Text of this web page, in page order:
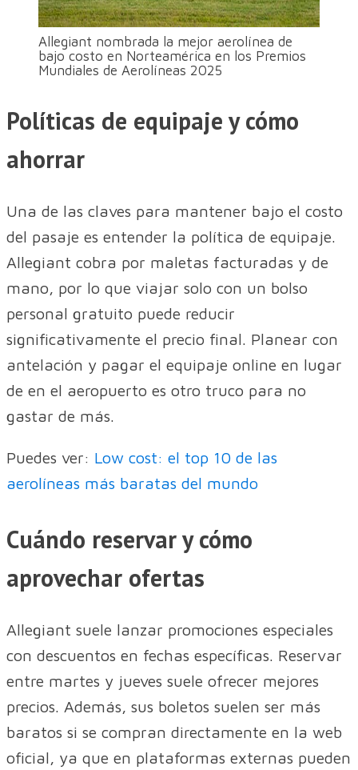
Allegiant nombrada la mejor aerolínea de
bajo costo en Norteamérica en los Premios
Mundiales de Aerolíneas 2025
Políticas de equipaje y cómo
ahorrar
Una de las claves para mantener bajo el costo
del pasaje es entender la política de equipaje.
Allegiant cobra por maletas facturadas y de
mano, por lo que viajar solo con un bolso
personal gratuito puede reducir
significativamente el precio final. Planear con
antelación y pagar el equipaje online en lugar
de en el aeropuerto es otro truco para no
gastar de más.
Puedes ver: Low cost: el top 10 de las
aerolíneas más baratas del mundo
Cuándo reservar y cómo
aprovechar ofertas
Allegiant suele lanzar promociones especiales
con descuentos en fechas específicas. Reservar
entre martes y jueves suele ofrecer mejores
precios. Además, sus boletos suelen ser más
baratos si se compran directamente en la web
oficial, ya que en plataformas externas pueden